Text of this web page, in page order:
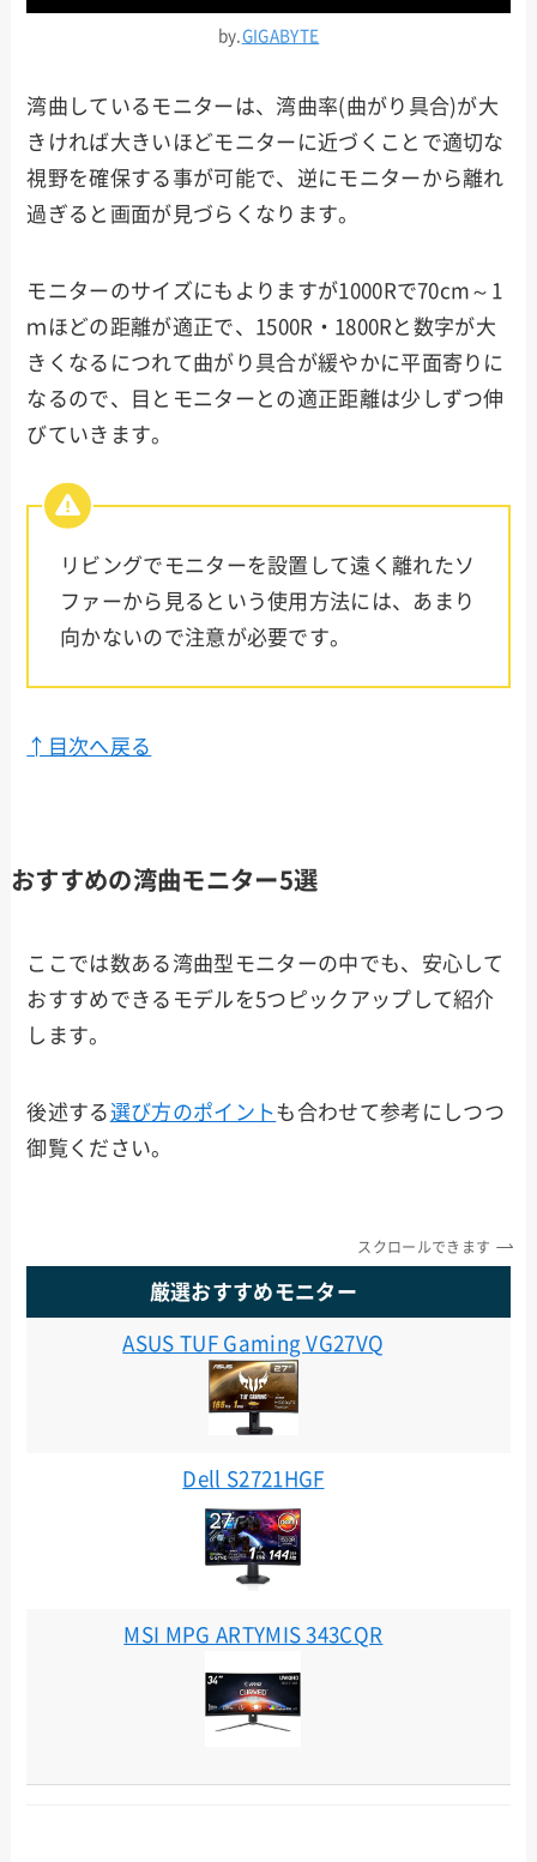
by. GIGABYTE
湾曲しているモニターは、湾曲率(曲がり具合)が大
きければ大きいほどモニターに近づくことで適切な
視野を確保する事が可能で、逆にモニターから離れ
過ぎると画面が見づらくなります。
モニターのサイズにもよりますが1000Rで70cm～1
ｍほどの距離が適正で、1500R・1800Rと数字が大
きくなるにつれて曲がり具合が緩やかに平面寄りに
なるので、目とモニターとの適正距離は少しずつ伸
びていきます。
リビングでモニターを設置して遠く離れたソ
ファーから見るという使用方法には、あまり
向かないので注意が必要です。
↑目次へ戻る
おすすめの湾曲モニター5選
ここでは数ある湾曲型モニターの中でも、安心して
おすすめできるモデルを5つピックアップして紹介
します。
後述する選び方のポイントも合わせて参考にしつつ
御覧ください。
スクロールできます
厳選おすすめモニター
ASUS TUF Gaming VG27VQ
Dell S2721HGF
MSI MPG ARTYMIS 343CQR